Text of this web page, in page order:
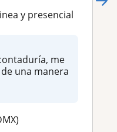
y presencial
me
una manera